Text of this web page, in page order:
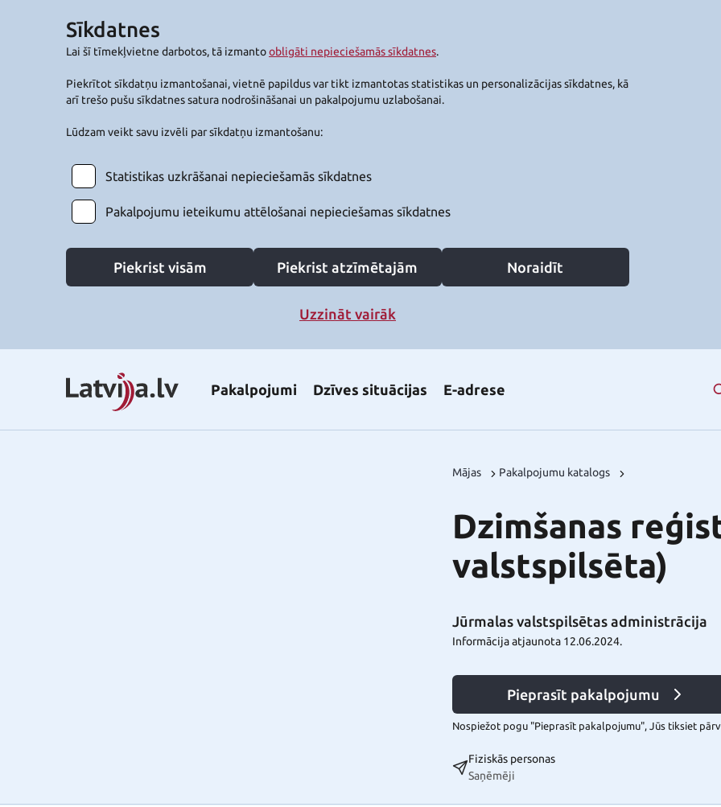
Sīkdatnes
Lai šī tīmekļvietne darbotos, tā izmantoobligāti nepieciešamās sīkdatnes.
Piekrītot sīkdatņu izmantošanai, vietnē papildus var tikt izmantotas statistikas un personalizācijas sīkdatnes, kā
arī trešo pušu sīkdatnes satura nodrošināšanai un pakalpojumu uzlabošanai.
Lūdzam veikt savu izvēli par sīkdatņu izmantošanu:
Statistikas uzkrāšanai nepieciešamās sīkdatnes
Pakalpojumu ieteikumu attēlošanai nepieciešamas sīkdatnes
Piekrist visām Piekrist atzīmētajām Noraidīt
Uzzināt vairāk
Pakalpojumi Dzīves situācijas E-adrese
Mājas Pakalpojumu katalogs
Dzimšanas
valstspilsēta)
Jūrmalas valstspilsētas administrācija
Informācija atjaunota 12.06.2024.
Pieprasīt pakalpojumu
Nospiežot pogu "Pieprasīt pakalpojumu", Jūs tiksiet
Fiziskās personas
Saņēmēji